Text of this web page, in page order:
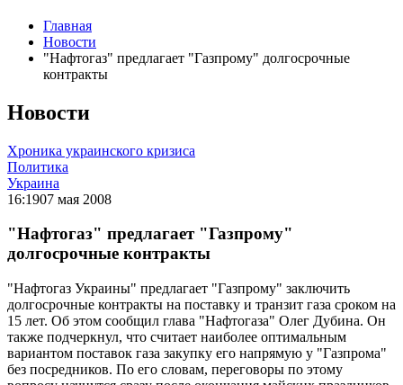
Главная
Новости
"Нафтогаз" предлагает "Газпрому" долгосрочные
контракты
Новости
Хроника украинского кризиса
Политика
Украина
16:1907 мая 2008
"Нафтогаз" предлагает "Газпрому"
долгосрочные контракты
"Нафтогаз Украины" предлагает "Газпрому" заключить
долгосрочные контракты на поставку и транзит газа сроком на
15 лет. Об этом сообщил глава "Нафтогаза" Олег Дубина. Он
также подчеркнул, что считает наиболее оптимальным
вариантом поставок газа закупку его напрямую у "Газпрома"
без посредников. По его словам, переговоры по этому